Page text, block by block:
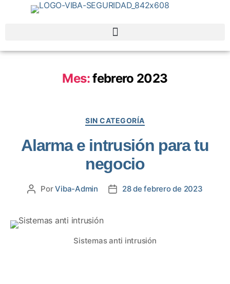
Mes:febrero 2023
SIN CATEGORÍA
Alarma e intrusión para tu
negocio
PorViba-Admin 28 de febrero de 2023
Sistemas anti intrusión